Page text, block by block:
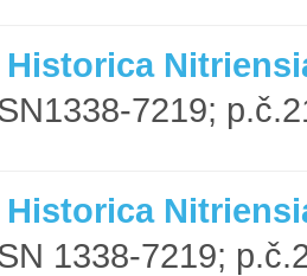
7219;
1338-7219;